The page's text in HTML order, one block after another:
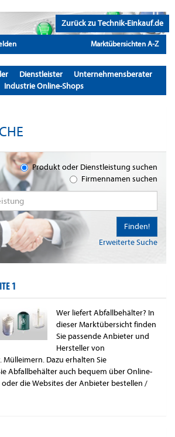
Zurück zu Technik-Einkauf.de
Marktübersichten A-Z
Dienstleister
Unternehmensberater
Industrie Online-Shops
Produkt oder Dienstleistung suchen
Firmennamen suchen
Erweiterte Suche
Finden!
1
Wer liefert Abfallbehälter? In
dieser Marktübersicht finden
Sie passende Anbieter und
Hersteller von
Dazu erhalten Sie
Abfallbehälter auch bequem über Online-
oder die Websites der Anbieter bestellen /